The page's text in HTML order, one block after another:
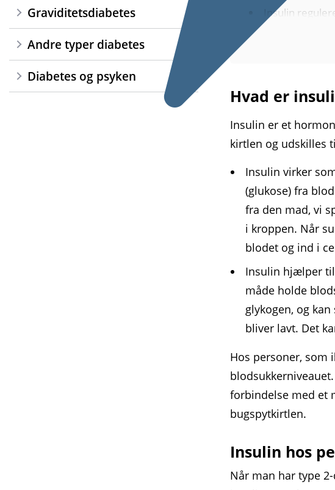
Graviditetsdiabetes
Andre typer diabetes
Diabetes og psyken
Insulin
optage sukker
Hvad er
Insulin er et
kirtlen og udskilles
Insulin virker
(glukose) fra
fra den mad, vi
i kroppen. Når
blodet og ind i
Insulin hjælper til
måde holde
glykogen, og
bliver lavt. Det
Hos personer, som
forbindelse med et
bugspytkirtlen.
Insulin hos
Når man har type